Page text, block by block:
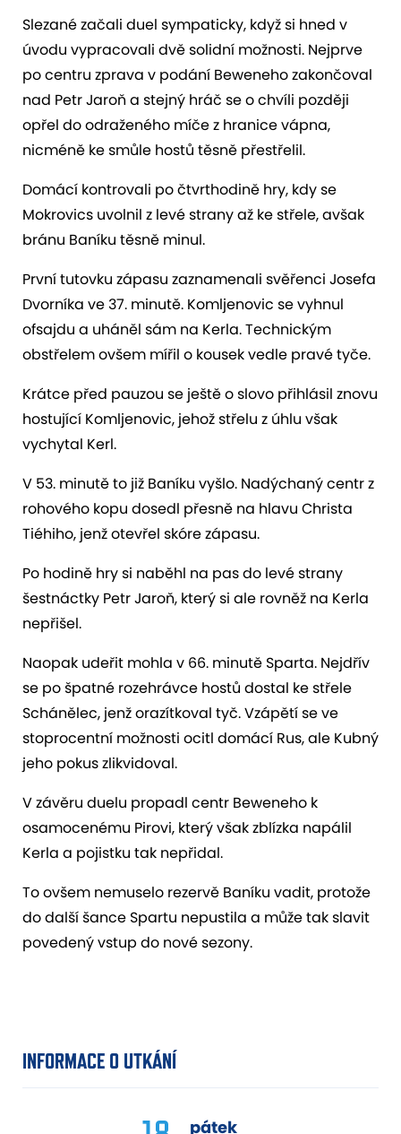
Slezané začali duel sympaticky, když si hned v
úvodu vypracovali dvě solidní možnosti. Nejprve
po centru zprava v podání Beweneho zakončoval
nad Petr Jaroň a stejný hráč se o chvíli později
opřel do odraženého míče z hranice vápna,
nicméně ke smůle hostů těsně přestřelil.
Domácí kontrovali po čtvrthodině hry, kdy se
Mokrovics uvolnil z levé strany až ke střele, avšak
bránu Baníku těsně minul.
První tutovku zápasu zaznamenali svěřenci Josefa
Dvorníka ve 37. minutě. Komljenovic se vyhnul
ofsajdu a uháněl sám na Kerla. Technickým
obstřelem ovšem mířil o kousek vedle pravé tyče.
Krátce před pauzou se ještě o slovo přihlásil znovu
hostující Komljenovic, jehož střelu z úhlu však
vychytal Kerl.
V 53. minutě to již Baníku vyšlo. Nadýchaný centr z
rohového kopu dosedl přesně na hlavu Christa
Tiéhiho, jenž otevřel skóre zápasu.
Po hodině hry si naběhl na pas do levé strany
šestnáctky Petr Jaroň, který si ale rovněž na Kerla
nepřišel.
Naopak udeřit mohla v 66. minutě Sparta. Nejdřív
se po špatné rozehrávce hostů dostal ke střele
Schánělec, jenž orazítkoval tyč. Vzápětí se ve
stoprocentní možnosti ocitl domácí Rus, ale Kubný
jeho pokus zlikvidoval.
V závěru duelu propadl centr Beweneho k
osamocenému Pirovi, který však zblízka napálil
Kerla a pojistku tak nepřidal.
To ovšem nemuselo rezervě Baníku vadit, protože
do další šance Spartu nepustila a může tak slavit
povedený vstup do nové sezony.
INFORMACE O UTKÁNÍ
pátek